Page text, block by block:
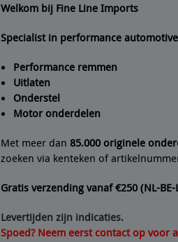
Petergeeft Fine Line Imports een
28/07/2026 | Snel verzonden en
aanrader dus.
Welkom bij Fine Line Imports
Specialist in performance
Performance remmen
Uitlaten
Onderstel
Motor onderdelen
Met meer dan 85.000 originele
zoeken via kenteken of
Gratis verzending vanaf €250 (NL-BE-
Levertijden zijn indicaties.
Spoed? Neem eerst contact op voor